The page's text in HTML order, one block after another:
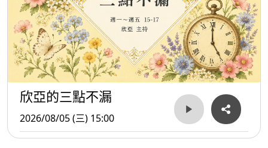
欣亞的三點不漏
2026/08/05 (三) 15:00